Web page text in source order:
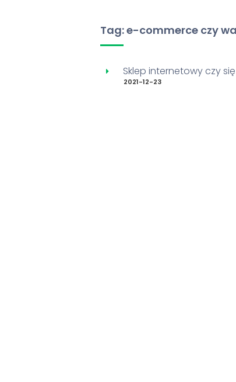
Tag: e-commerce czy
Sklep internetowy czy
2021-12-23